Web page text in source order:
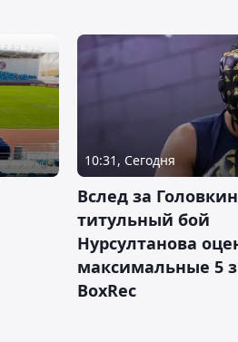
10:31, Сегодня
Вслед за
титульный бой
Нурсултанова
максимальные 5
BoxRec